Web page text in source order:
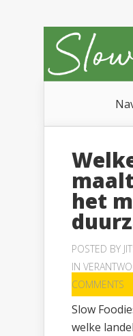
het
POSTED BY
IN
COMMENTS
Slow
welke